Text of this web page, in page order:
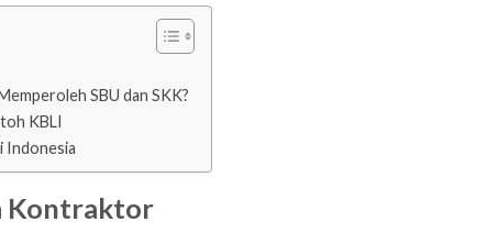
SBU dan SKK?
KBLI
Indonesia
Kontraktor